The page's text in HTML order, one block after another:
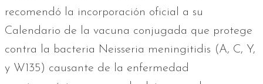
recomendó la incorporación oficial a su
Calendario de la vacuna conjugada que protege
contra la bacteria Neisseria meningitidis (A, C, Y,
y W135) causante de la enfermedad